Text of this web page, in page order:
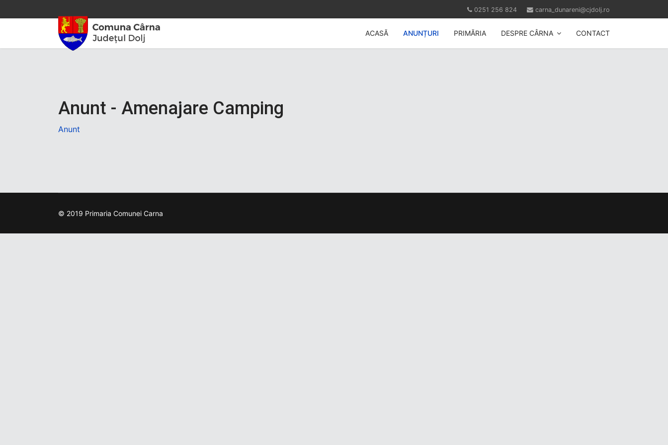
0251 256 824 carna_dunareni@cjdolj.ro
ACASĂ ANUNȚURI PRIMĂRIA DESPRE CÂRNA CONTACT
Anunt - Amenajare Camping
Anunt
© 2019 Primaria Comunei Carna